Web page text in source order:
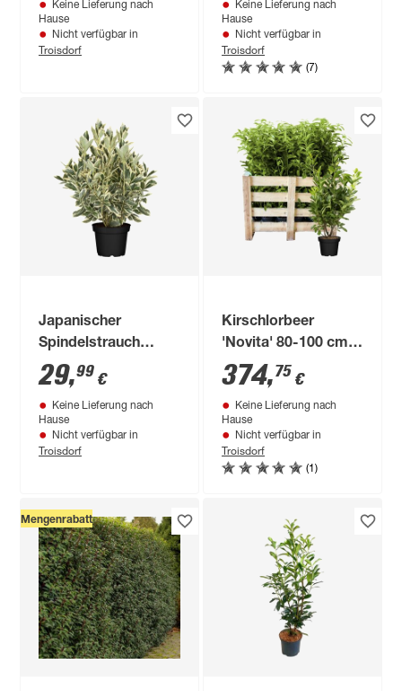
Keine Lieferung nach
Hause
Nicht verfügbar in
Troisdorf
Keine Lieferung nach
Hause
Nicht verfügbar in
Troisdorf
(7)
Japanischer
Spindelstrauch
'Bravo' 50 cm Busch,
25 cm Topf
29,99 €
Keine Lieferung nach
Hause
Nicht verfügbar in
Troisdorf
Kirschlorbeer
'Novita' 80-100 cm
25 Stück
374,75 €
Keine Lieferung nach
Hause
Nicht verfügbar in
Troisdorf
(1)
Mengenrabatt